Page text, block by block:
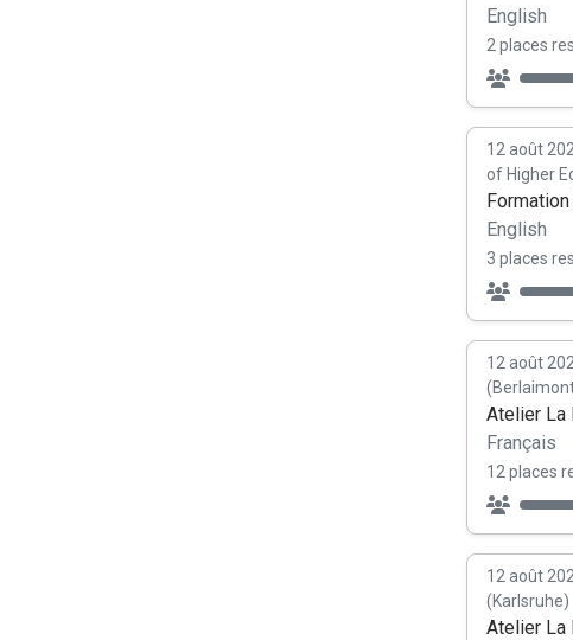
English
2 places
12 août
of Higher
English
3 places
12 août
Atelier La
Français
12 places
12 août
(Karlsruhe)
Atelier La